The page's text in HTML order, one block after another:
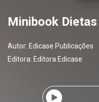
Minibook
Autor: Edicase Publicações
Editora: Editora Edicase